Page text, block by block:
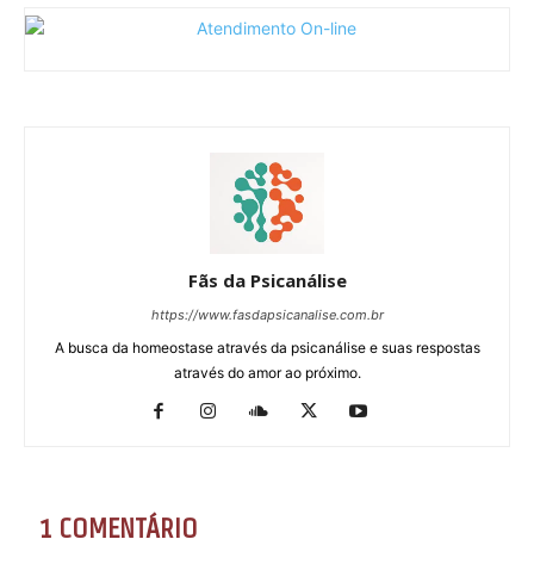
Fãs da Psicanálise
https://www.fasdapsicanalise.com.br
A busca da homeostase através da psicanálise e suas respostas
através do amor ao próximo.
1 COMENTÁRIO